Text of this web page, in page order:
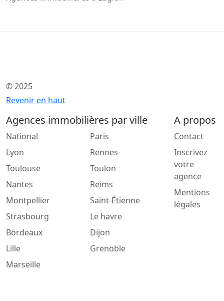
© 2025
Revenir en haut
Agences immobilières par ville
National
Lyon
Toulouse
Nantes
Montpellier
Strasbourg
Bordeaux
Lille
Marseille
Paris
Rennes
Toulon
Reims
Saint-Étienne
Le havre
Dijon
Grenoble
A propos
Contact
Inscrivez
votre
agence
Mentions
légales